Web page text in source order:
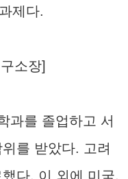
제다.
소장]
과를 졸업하고 서
를 받았다. 고려
다. 이 외에 미국,